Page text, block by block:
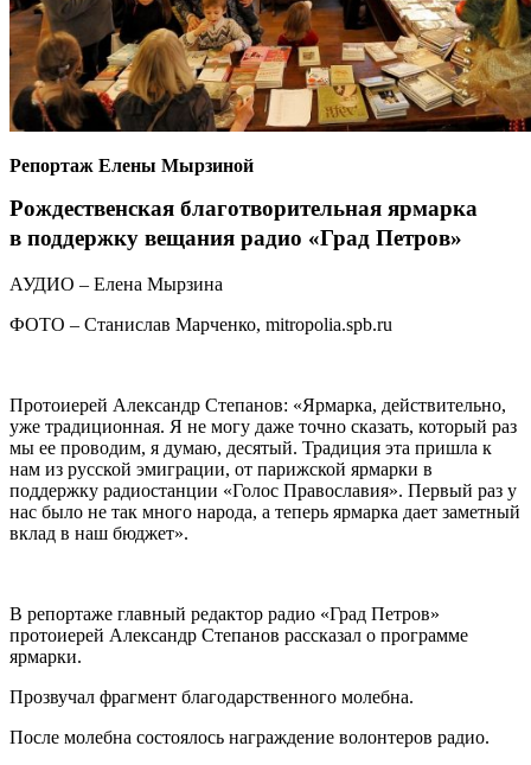
Репортаж Елены Мырзиной
Рождественская благотворительная ярмарка
в поддержку вещания радио «Град Петров»
АУДИО – Елена Мырзина
ФОТО – Станислав Марченко, mitropolia.spb.ru
Протоиерей Александр Степанов: «Ярмарка, действительно,
уже традиционная. Я не могу даже точно сказать, который раз
мы ее проводим, я думаю, десятый. Традиция эта пришла к
нам из русской эмиграции, от парижской ярмарки в
поддержку радиостанции «Голос Православия». Первый раз у
нас было не так много народа, а теперь ярмарка дает заметный
вклад в наш бюджет».
В репортаже главный редактор радио «Град Петров»
протоиерей Александр Степанов рассказал о программе
ярмарки.
Прозвучал фрагмент благодарственного молебна.
После молебна состоялось награждение волонтеров радио.